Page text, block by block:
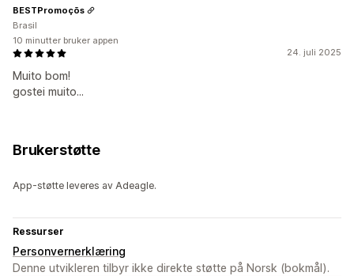
24. juli 2025
Muito bom!
gostei muito...
BESTPromoçõs
Brasil
10 minutter bruker appen
Brukerstøtte
App-støtte leveres av Adeagle.
Ressurser
Personvernerklæring
Denne utvikleren tilbyr ikke direkte støtte på Norsk (bokmål).